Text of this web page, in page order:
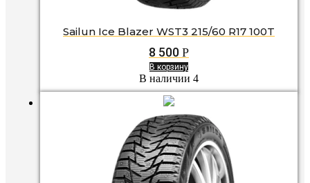
Sailun Ice Blazer WST3 215/60 R17 100T
8 500 Р
В корзину
В наличии 4